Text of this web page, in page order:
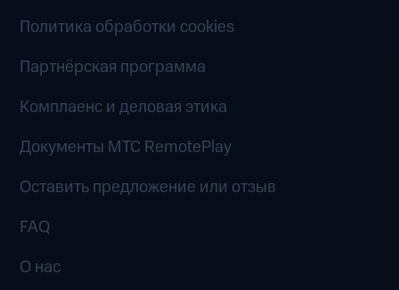
Политика обработки cookies
Партнёрская программа
Комплаенс и деловая этика
Документы MTC RemotePlay
Оставить предложение или отзыв
FAQ
О нас